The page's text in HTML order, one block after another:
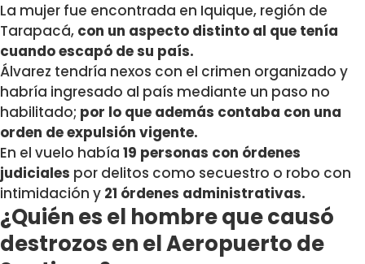
La mujer fue encontrada en Iquique, región de
Tarapacá, con un aspecto distinto al que tenía
cuando escapó de su país.
Álvarez tendría nexos con el crimen organizado y
habría ingresado al país mediante un paso no
habilitado; por lo que además contaba con una
orden de expulsión vigente.
En el vuelo había 19 personas con órdenes
judiciales por delitos como secuestro o robo con
intimidación y 21 órdenes administrativas.
¿Quién es el hombre que causó
destrozos en el Aeropuerto de